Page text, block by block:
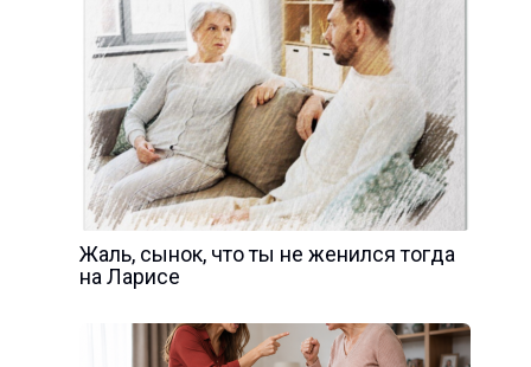
Жаль, сынок, что ты не женился тогда
на Ларисе